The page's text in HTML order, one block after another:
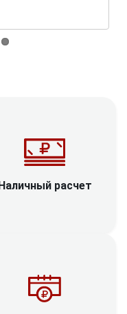
расчет